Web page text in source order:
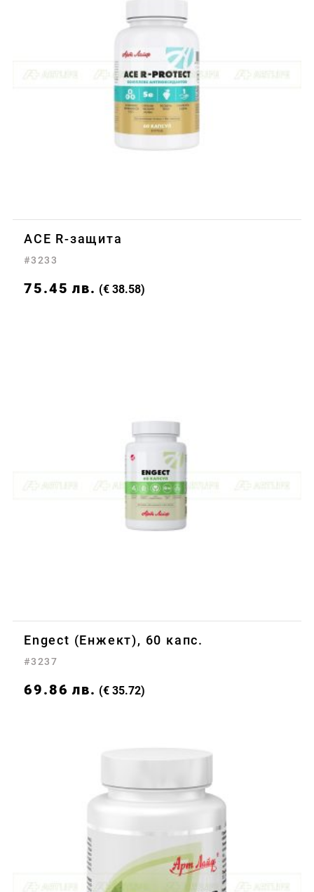
ACE R-защита
#3233
75.45 лв. (€ 38.58)
Engect (Енжект), 60 капс.
#3237
69.86 лв. (€ 35.72)